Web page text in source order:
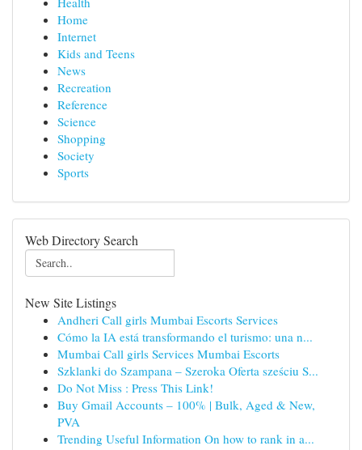
Home
Internet
Kids and Teens
News
Recreation
Reference
Science
Shopping
Society
Sports
Web Directory Search
New Site Listings
Andheri Call girls Mumbai Escorts Services
Cómo la IA está transformando el turismo: una n...
Mumbai Call girls Services Mumbai Escorts
Szklanki do Szampana – Szeroka Oferta sześciu S...
Do Not Miss : Press This Link!
Buy Gmail Accounts – 100% | Bulk, Aged & New,
PVA
Trending Useful Information On how to rank in a...